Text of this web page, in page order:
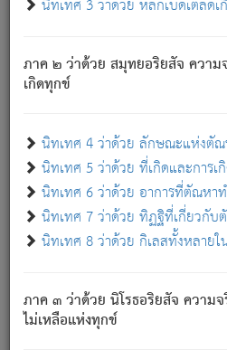
นิทเทศ 3 ว่าด้วย หลักเบ็ดเตล็ด
ภาค ๒ ว่าด้วย สมุทยอริยสัจ ความ
เกิดทุกข์
นิทเทศ 4 ว่าด้วย ลักษณะแห่งตั
นิทเทศ 5 ว่าด้วย ที่เกิดและการ
นิทเทศ 6 ว่าด้วย อาการที่ตัณหา
นิทเทศ 7 ว่าด้วย ทิฏฐิที่เกี่ยวกับ
นิทเทศ 8 ว่าด้วย กิเลสทั้งหลาย
ภาค ๓ ว่าด้วย นิโรธอริยสัจ ความ
ไม่เหลือแห่งทุกข์
แน่นบังหนาแล้ว; และว่า สัตว์ผู้ยินดี
อันเป็นไปในที่หรือเวลาทั้งปวง[3]เ
ประการทั้งปวง; ภพทั้งหลายทั้งหม
ความแปรปรวนเป็นธรรมดา.
อย่างนี้อยู่; เขาย่อมละภวตัณหาได้ แ
ด้วย.
ความดับเพราะความสำรอกไม่
เพราะความสิ้นไปแห่งตัณหาโดยปร
นิพพาน.
ภพใหม่ย่อมไม่มีแก่ภิกษุนั้น ผู้ดับ
ภิกษุนั้น เป็นผู้ครอบงำมารได้แล้
ภพทั้งหลายทั้งปวงได้แล้ว เป็นผู้คงที่